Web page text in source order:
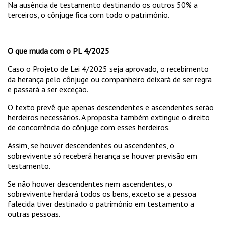
Na ausência de testamento destinando os outros 50% a
terceiros, o cônjuge fica com todo o patrimônio.
O que muda com o PL 4/2025
Caso o Projeto de Lei 4/2025 seja aprovado, o recebimento
da herança pelo cônjuge ou companheiro deixará de ser regra
e passará a ser exceção.
O texto prevê que apenas descendentes e ascendentes serão
herdeiros necessários. A proposta também extingue o direito
de concorrência do cônjuge com esses herdeiros.
Assim, se houver descendentes ou ascendentes, o
sobrevivente só receberá herança se houver previsão em
testamento.
Se não houver descendentes nem ascendentes, o
sobrevivente herdará todos os bens, exceto se a pessoa
falecida tiver destinado o patrimônio em testamento a
outras pessoas.